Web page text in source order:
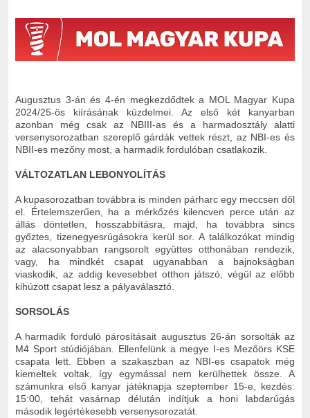
Augusztus 3-án és 4-én megkezdődtek a MOL Magyar Kupa
2024/25-ös kiírásának küzdelmei. Az első két kanyarban
azonban még csak az NBIII-as és a harmadosztály alatti
versenysorozatban szereplő gárdák vettek részt, az NBI-es és
NBII-es mezőny most, a harmadik fordulóban csatlakozik.
VÁLTOZATLAN LEBONYOLÍTÁS
A kupasorozatban továbbra is minden párharc egy meccsen dől
el. Értelemszerűen, ha a mérkőzés kilencven perce után az
állás döntetlen, hosszabbításra, majd, ha továbbra sincs
győztes, tizenegyesrúgásokra kerül sor. A találkozókat mindig
az alacsonyabban rangsorolt együttes otthonában rendezik,
vagy, ha mindkét csapat ugyanabban a bajnokságban
viaskodik, az addig kevesebbet otthon játszó, végül az előbb
kihúzott csapat lesz a pályaválasztó.
SORSOLÁS
A harmadik forduló párosításait augusztus 26-án sorsolták az
M4 Sport stúdiójában. Ellenfelünk a megye I-es Mezőörs KSE
csapata lett. Ebben a szakaszban az NBI-es csapatok még
kiemeltek voltak, így egymással nem kerülhettek össze. A
számunkra első kanyar játéknapja szeptember 15-e, kezdés:
15:00, tehát vasárnap délután indítjuk a honi labdarúgás
második legértékesebb versenysorozatát.